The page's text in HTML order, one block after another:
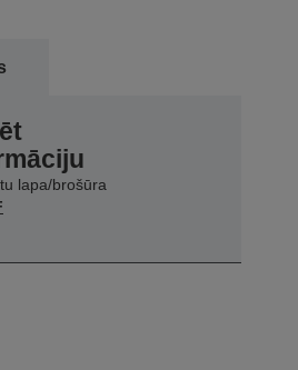
lapa/brošūra